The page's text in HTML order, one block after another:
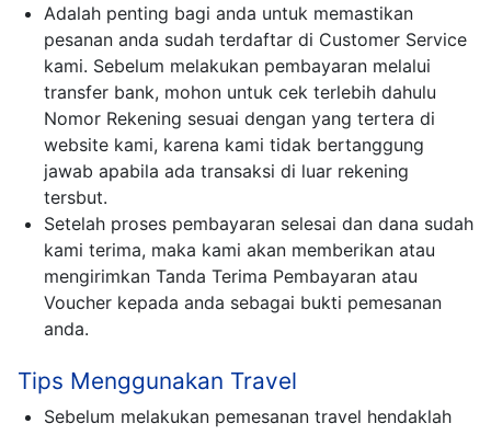
Adalah penting bagi anda untuk memastikan
pesanan anda sudah terdaftar di Customer Service
kami. Sebelum melakukan pembayaran melalui
transfer bank, mohon untuk cek terlebih dahulu
Nomor Rekening sesuai dengan yang tertera di
website kami, karena kami tidak bertanggung
jawab apabila ada transaksi di luar rekening
tersbut.
Setelah proses pembayaran selesai dan dana sudah
kami terima, maka kami akan memberikan atau
mengirimkan Tanda Terima Pembayaran atau
Voucher kepada anda sebagai bukti pemesanan
anda.
Tips Menggunakan Travel
Sebelum melakukan pemesanan travel hendaklah